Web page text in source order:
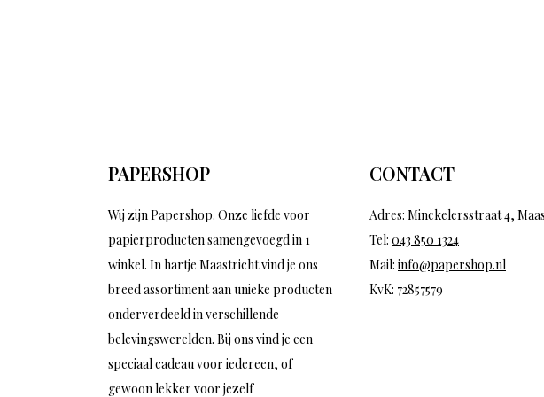
PAPERSHOP
Wij zijn Papershop. Onze liefde voor
papierproducten samengevoegd in 1
winkel. In hartje Maastricht vind je ons
breed assortiment aan unieke producten
onderverdeeld in verschillende
belevingswerelden. Bij ons vind je een
speciaal cadeau voor iedereen, of
gewoon lekker voor jezelf
CONTACT
Adres: Minckelersstraat 4,
Tel: 043 850 1324
Mail: info@papershop.nl
KvK: 72857579